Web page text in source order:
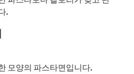
.
모양의 파스타면입니다.